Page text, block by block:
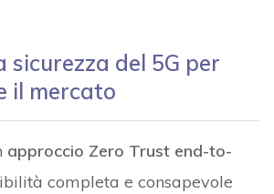
sicurezza del 5G per
il mercato
approccio Zero Trust end-to-
completa e consapevole